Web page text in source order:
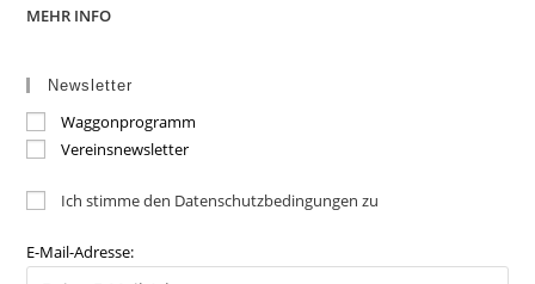
MEHR INFO
Newsletter
Waggonprogramm
Vereinsnewsletter
Ich stimme den Datenschutzbedingungen zu
E-Mail-Adresse: